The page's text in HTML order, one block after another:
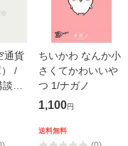
通貨
） /
社
便送
ちいかわ なんか小
さくてかわいいや
つ 1/ナガノ
1,100円
送料無料